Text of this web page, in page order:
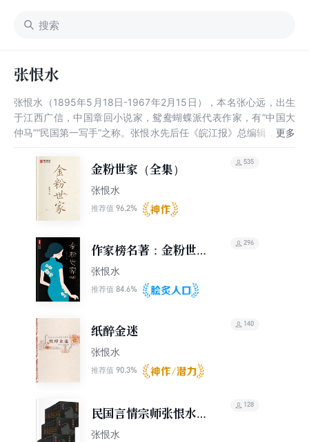
张恨水
张恨水（1895年5月18日-1967年2月15日），本名张心远，出生
于江西广信，中国章回小说家，鸳鸯蝴蝶派代表作家，有“中国大
仲马”“民国第一写手”之称。张恨水先后任《皖江报》总编辑，《世
人报社社长，北平《新民报》主审兼经理。1911年，张恨水开始发
表作品。1914年，开始使用“恨水”这一笔名。1924年，张恨水凭
借九十万言的章回小说《春明外史》一举成名。1949年，后任中
央文史馆馆员。长篇小说《金粉世家》《啼笑因缘》的问世让张恨
水的声望达到顶峰，有多部作品被改编为影视剧。张恨水作品上承
章回小说，下启通俗小说，雅俗共赏，对旧章回小说进行了革新，
促进了新文学与通俗文学的交融。1967年，张恨水在北京逝世。
金粉世家（全集）
张恨水
推荐值 96.2%
535
作家榜名著：金粉世家
（全三册）
张恨水
推荐值 84.6%
296
纸醉金迷
张恨水
推荐值 90.3%
140
民国言情宗师张恨水作
品合集（37部）
张恨水
128